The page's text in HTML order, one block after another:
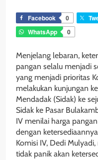
Facebook 0
WhatsApp
0
Menjelang lebaran,
pangan selalu menjadi
yang menjadi prioritas
melakukan kunjungan
Mendadak (Sidak) ke
Sidak ke Pasar
IV menilai harga
dengan
Komisi IV, Dedi
tidak panik akan